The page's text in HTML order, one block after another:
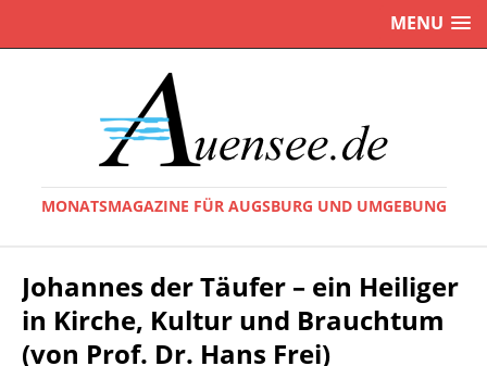
MENU
MONATSMAGAZINE FÜR AUGSBURG UND UMGEBUNG
Johannes der Täufer – ein Heiliger
in Kirche, Kultur und Brauchtum
(von Prof. Dr. Hans Frei)